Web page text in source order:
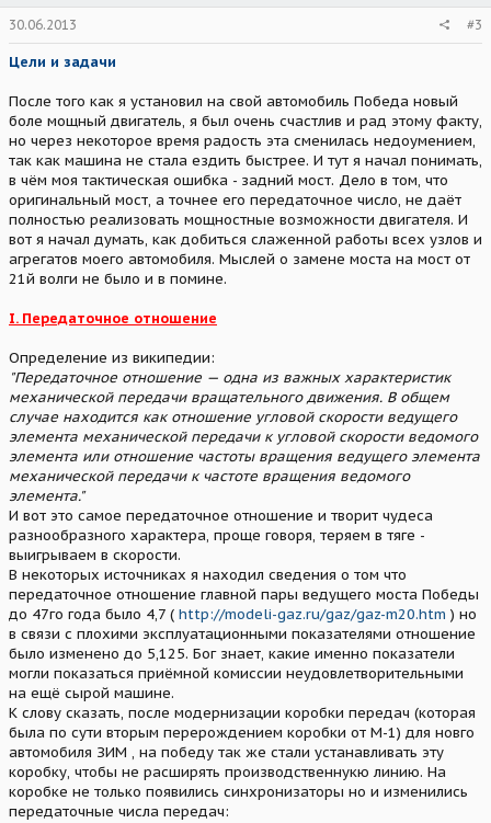
30.06.2013 #3
Цели и задачи
После того как я установил на свой автомобиль Победа новый
боле мощный двигатель, я был очень счастлив и рад этому факту,
но через некоторое время радость эта сменилась недоумением,
так как машина не стала ездить быстрее. И тут я начал понимать,
в чём моя тактическая ошибка - задний мост. Дело в том, что
оригинальный мост, а точнее его передаточное число, не даёт
полностью реализовать мощностные возможности двигателя. И
вот я начал думать, как добиться слаженной работы всех узлов и
агрегатов моего автомобиля. Мыслей о замене моста на мост от
21й волги не было и в помине.
I. Передаточное отношение
Определение из википедии:
"Передаточное отношение — одна из важных характеристик
механической передачи вращательного движения. В общем
случае находится как отношение угловой скорости ведущего
элемента механической передачи к угловой скорости ведомого
элемента или отношение частоты вращения ведущего элемента
механической передачи к частоте вращения ведомого
элемента."
И вот это самое передаточное отношение и творит чудеса
разнообразного характера, проще говоря, теряем в тяге -
выигрываем в скорости.
В некоторых источниках я находил сведения о том что
передаточное отношение главной пары ведущего моста Победы
до 47го года было 4,7 ( http://modeli-gaz.ru/gaz/gaz-m20.htm ) но
в связи с плохими эксплуатационными показателями отношение
было изменено до 5,125. Бог знает, какие именно показатели
могли показаться приёмной комиссии неудовлетворительными
на ещё сырой машине.
К слову сказать, после модернизации коробки передач (которая
была по сути вторым перерождением коробки от М-1) для новго
автомобиля ЗИМ , на победу так же стали устанавливать эту
коробку, чтобы не расширять производственнукю линию. На
коробке не только появились синхронизаторы но и изменились
передаточные числа передач: